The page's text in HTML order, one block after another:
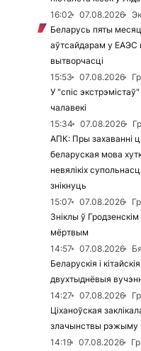
16:02
07.08.2026
Беларусь пяты
аўтсайдарам у
вытворчасці
15:53
07.08.2026
У "спіс
чалавекі
15:34
07.08.2026
АПК: Пры захаванні
беларуская мова
невялікіх
знікнуць
15:07
07.08.2026
Зніклы ў
мёртвым
14:57
07.08.2026
Беларускія і
двухтыднёвыя
14:27
07.08.2026
Ціханоўская
злачынствы рэжыму
14:19
07.08.2026